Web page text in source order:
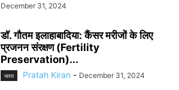
December 31, 2024
डॉ. गौतम इलाहाबादिया: कैंसर मरीजों के लिए
प्रजनन संरक्षण (Fertility
Preservation)...
भारत Pratah Kiran - December 31, 2024